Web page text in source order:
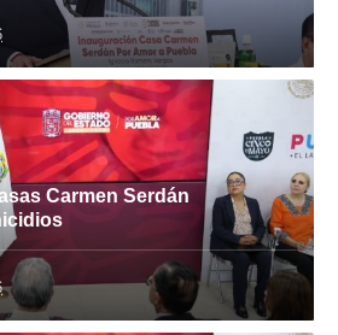
Carmen Serdán